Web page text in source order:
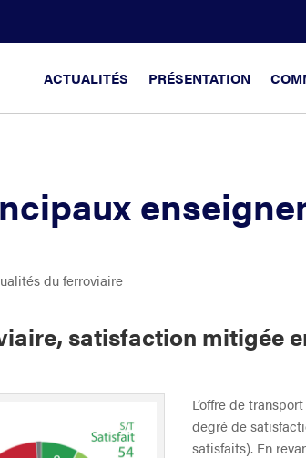
ACTUALITÉS PRÉSENTATION
du ferroviaire
satisfaction mitigée
L’offre de
degré de
satisfaits). En